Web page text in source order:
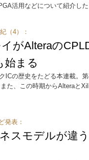
活用などについて紹介し
（4）：
イがAlteraの
始まる
ICの歴史をたどる本連載。
た、この時期からAlteraと
発表：
ネスモデルが違